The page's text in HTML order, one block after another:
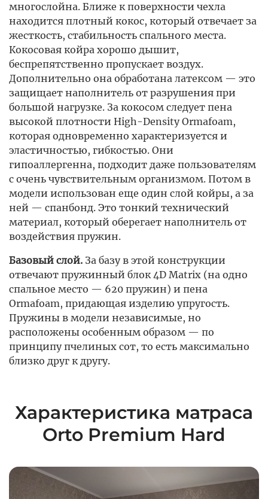
многослойна. Ближе к поверхности чехла
находится плотный кокос, который отвечает за
жесткость, стабильность спального места.
Кокосовая койра хорошо дышит,
беспрепятственно пропускает воздух.
Дополнительно она обработана латексом — это
защищает наполнитель от разрушения при
большой нагрузке. За кокосом следует пена
высокой плотности High-Density Ormafoam,
которая одновременно характеризуется и
эластичностью, гибкостью. Они
гипоаллергенна, подходит даже пользователям
с очень чувствительным организмом. Потом в
модели использован еще один слой койры, а за
ней — спанбонд. Это тонкий технический
материал, который оберегает наполнитель от
воздействия пружин.
Базовый слой. За базу в этой конструкции
отвечают пружинный блок 4D Matrix (на одно
спальное место — 620 пружин) и пена
Ormafoam, придающая изделию упругость.
Пружины в модели независимые, но
расположены особенным образом — по
принципу пчелиных сот, то есть максимально
близко друг к другу.
Характеристика матраса
Orto Premium Hard